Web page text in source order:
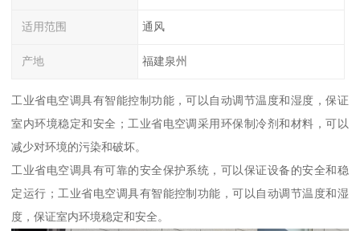
适用范围 通风
产地 福建泉州
工业省电空调具有智能控制功能，可以自动调节温度和湿度，保证
室内环境稳定和安全；工业省电空调采用环保制冷剂和材料，可以
减少对环境的污染和破坏。
工业省电空调具有可靠的安全保护系统，可以保证设备的安全和稳
定运行；工业省电空调具有智能控制功能，可以自动调节温度和湿
度，保证室内环境稳定和安全。